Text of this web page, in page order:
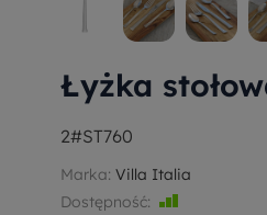
Łyżka
2#ST760
Marka: Villa Italia
Dostępność: